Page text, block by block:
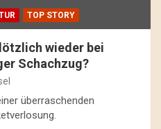
TOP STORY
wieder bei
Schachzug?
überraschenden